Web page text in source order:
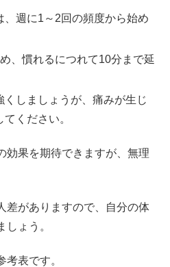
、週に1～2回の頻度から始め
、慣れるにつれて10分まで延
くしましょうが、痛みが生じ
ください。
効果を期待できますが、無理
差がありますので、自分の体
しょう。
考表です。